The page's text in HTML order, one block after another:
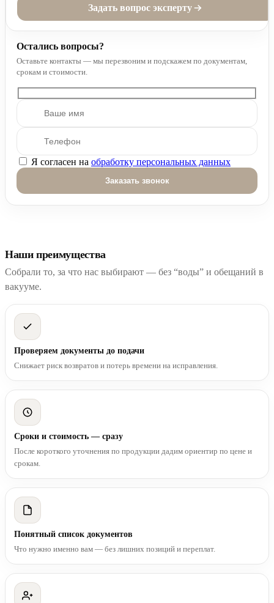
Задать вопрос эксперту
Остались вопросы?
Оставьте контакты — мы перезвоним и подскажем по документам,
срокам и стоимости.
Оставьте это поле пустым.
Я согласен на обработку персональных данных
Наши преимущества
Собрали то, за что нас выбирают — без “воды” и обещаний в
вакууме.
Проверяем документы до подачи
Снижает риск возвратов и потерь времени на исправления.
Сроки и стоимость — сразу
После короткого уточнения по продукции дадим ориентир по цене и
срокам.
Понятный список документов
Что нужно именно вам — без лишних позиций и переплат.